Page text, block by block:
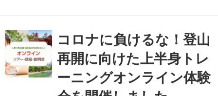
コロナに負けるな！登山
再開に向けた上半身トレ
ーニングオンライン体験